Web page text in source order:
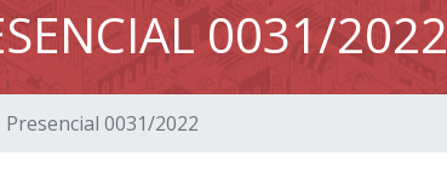
0031/2022
0031/2022